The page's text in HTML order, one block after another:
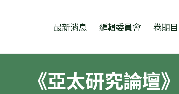
最新消息 編輯委員會 卷期
《亞太研究論壇》